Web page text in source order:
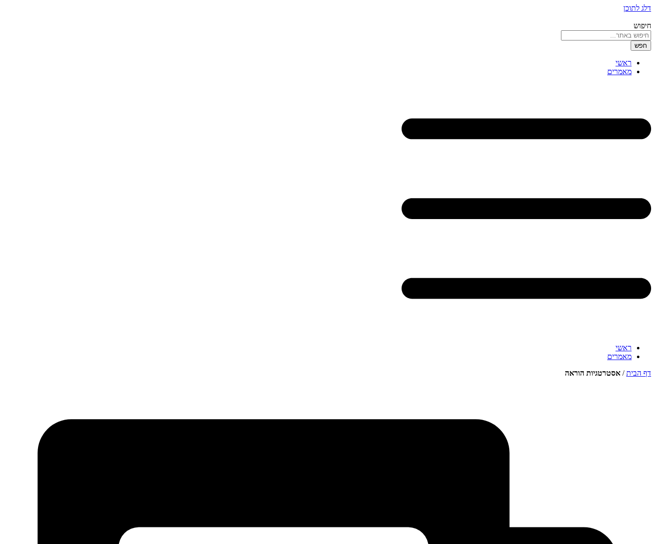
דלג לתוכן
חיפוש
חפש
ראשי
מאמרים
ראשי
מאמרים
דף הבית/ אסטרטגיות הוראה